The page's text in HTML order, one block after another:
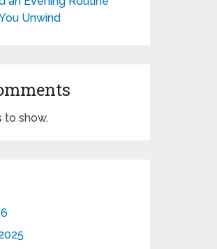
Unwind
to show.